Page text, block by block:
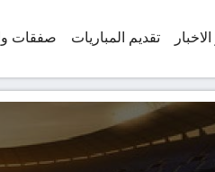
تقديم المباريات صفقات